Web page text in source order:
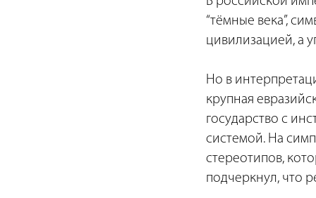
“тёмные века”,
цивилизацией, а
Но в
крупная
государство с
системой. На
стереотипов,
подчеркнул, что